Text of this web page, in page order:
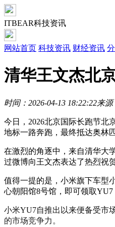
ITBEAR科技资讯
网站首页 科技资讯 财经资讯
清华王文杰北
时间：2026-04-13 18:22:22来
今日，2026北京国际长跑节北
地标一路奔跑，最终抵达奥林
在激烈的角逐中，来自清华大
过微博向王文杰表达了热烈祝
值得一提的是，小米旗下车型
心朝阳馆8号馆，即可领取YU7
小米YU7自推出以来便备受市
的市场竞争力。